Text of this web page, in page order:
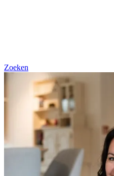
Zoeken